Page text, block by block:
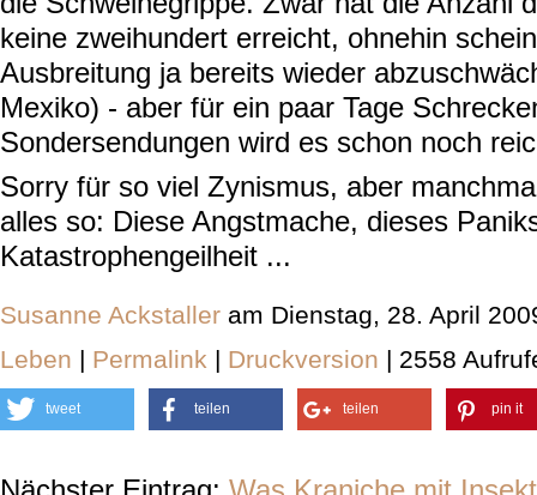
keine zweihundert erreicht, ohnehin
Ausbreitung ja bereits wieder
Mexiko) - aber für ein paar Tage
Sondersendungen wird es schon noch
Sorry für so viel Zynismus, aber
alles so: Diese Angstmache, dieses
Katastrophengeilheit ...
Susanne Ackstaller am Dienstag, 28. April
Leben | Permalink | Druckversion | 2558
tweet teilen teilen pin it